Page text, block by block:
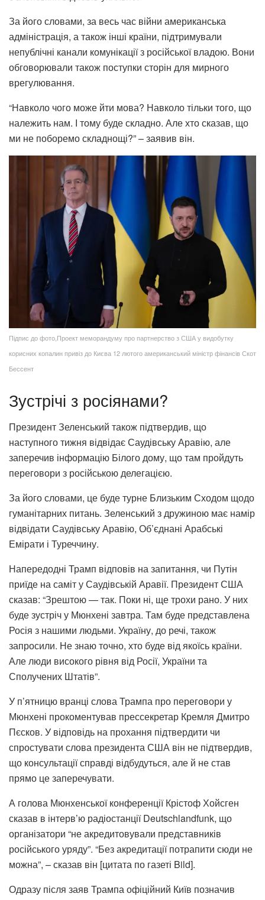
За його словами, за весь час війни американська
адміністрація, а також інші країни, підтримували
непублічні канали комунікації з російської владою. Вони
обговорювали також поступки сторін для мирного
врегулювання.
“Навколо чого може йти мова? Навколо тільки того, що
належить нам. І тому буде складно. Але хто сказав, що
ми не поборемо складнощі?” – заявив він.
Підпис до фото,Проект меморандуму про партнерство з США у видобутку
корисних копалин привіз до Києва 12 лютого американський міністр фінансів Скот
Бессент
Зустрічі з росіянами?
Президент Зеленський також підтвердив, що
наступного тижня відвідає Саудівську Аравію, але
заперечив інформацію Білого дому, що там пройдуть
переговори з російською делегацією.
За його словами, це буде турне Близьким Сходом щодо
гуманітарних питань. Зеленський з дружиною має намір
відвідати Саудівську Аравію, Об’єднані Арабські
Емірати і Туреччину.
Напередодні Трамп відповів на запитання, чи Путін
приїде на саміт у Саудівській Аравії. Президент США
сказав: “Зрештою — так. Поки ні, ще трохи рано. У них
буде зустріч у Мюнхені завтра. Там буде представлена ​​
Росія з нашими людьми. Україну, до речі, також
запросили. Не знаю точно, хто буде від якоїсь країни.
Але люди високого рівня від Росії, України та
Сполучених Штатів”.
У п’ятницю вранці слова Трампа про переговори у
Мюнхені прокоментував прессекретар Кремля Дмитро
Пєсков. У відповідь на прохання підтвердити чи
спростувати слова президента США він не підтвердив,
що консультації справді відбудуться, але й не став
прямо це заперечувати.
А голова Мюнхенської конференції Крістоф Хойсген
сказав в інтерв’ю радіостанції Deutschlandfunk, що
організатори “не акредитовували представників
російського уряду”. “Без акредитації потрапити сюди не
можна”, – сказав він [цитата по газеті Bild].
Одразу після заяв Трампа офіційний Київ позначив